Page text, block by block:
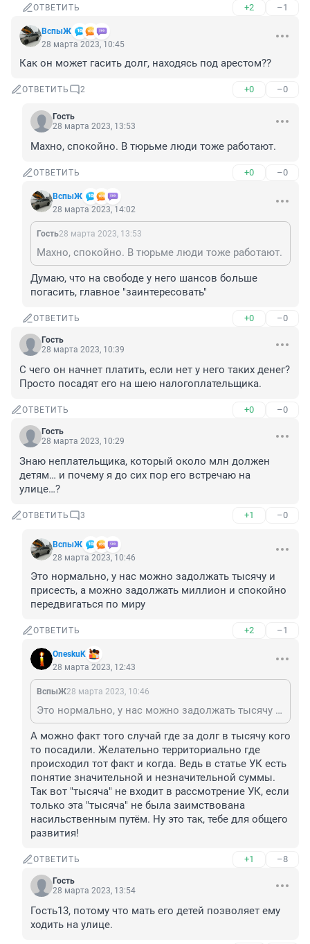
ОТВЕТИТЬ +2 –1
ВспыЖ
28 марта 2023, 10:45
Как он может гасить долг, находясь под арестом??
ОТВЕТИТЬ 2 +0 –0
Гость
28 марта 2023, 13:53
Махно, спокойно. В тюрьме люди тоже работают.
ОТВЕТИТЬ +0 –0
ВспыЖ
28 марта 2023, 14:02
Гость28 марта 2023, 13:53
Махно, спокойно. В тюрьме люди тоже работают.
Думаю, что на свободе у него шансов больше
погасить, главное "заинтересовать"
ОТВЕТИТЬ +0 –0
Гость
28 марта 2023, 10:39
С чего он начнет платить, если нет у него таких денег?
Просто посадят его на шею налогоплательщика.
ОТВЕТИТЬ +0 –0
Гость
28 марта 2023, 10:29
Знаю неплательщика, который около млн должен
детям… и почему я до сих пор его встречаю на
улице…?
ОТВЕТИТЬ 3 +1 –0
ВспыЖ
28 марта 2023, 10:46
Это нормально, у нас можно задолжать тысячу и
присесть, а можно задолжать миллион и спокойно
передвигаться по миру
ОТВЕТИТЬ +2 –1
OneskuK
28 марта 2023, 12:43
ВспыЖ28 марта 2023, 10:46
Это нормально, у нас можно задолжать тысячу и присесть, а можно задолжать миллион и спокойно передвигаться по миру
А можно факт того случай где за долг в тысячу кого
то посадили. Желательно территориально где
происходил тот факт и когда. Ведь в статье УК есть
понятие значительной и незначительной суммы.
Так вот "тысяча" не входит в рассмотрение УК, если
только эта "тысяча" не была заимствована
насильственным путём. Ну это так, тебе для общего
развития!
ОТВЕТИТЬ +1 –8
Гость
28 марта 2023, 13:54
Гость13, потому что мать его детей позволяет ему
ходить на улице.